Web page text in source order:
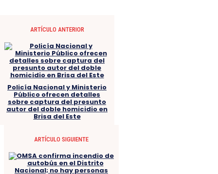
ARTÍCULO ANTERIOR
Policía Nacional y Ministerio
Público ofrecen detalles
sobre captura del presunto
autor del doble homicidio en
Brisa del Este
ARTÍCULO SIGUIENTE